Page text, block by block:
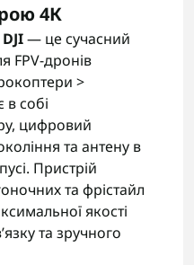
4К
DJI— це сучасний
FPV-дронів
>
в собі
цифровий
та антену в
Пристрій
та фрістайл
якості
та зручного